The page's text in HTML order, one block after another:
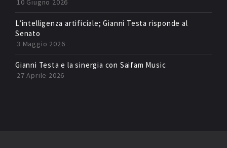
10 Giugno 2026
L’intelligenza artificiale; Gianni Testa risponde al
Senato
3 Maggio 2026
Gianni Testa e la sinergia con Saifam Music
27 Aprile 2026